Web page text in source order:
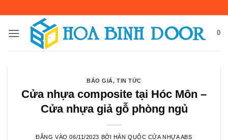
nội
0
BÁO GIÁ,TIN TỨC
Cửa nhựa composite tại Hóc Môn –
Cửa nhựa giả gỗ phòng ngủ
ĐĂNG VÀO06/11/2023 BỞI HÀN QUỐC CỬA NHỰA ABS